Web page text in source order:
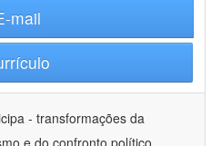
mail
- transformações da